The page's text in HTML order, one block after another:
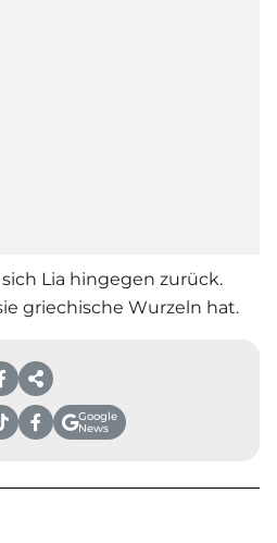
Lia hingegen zurück.
griechische Wurzeln hat.
Google
News